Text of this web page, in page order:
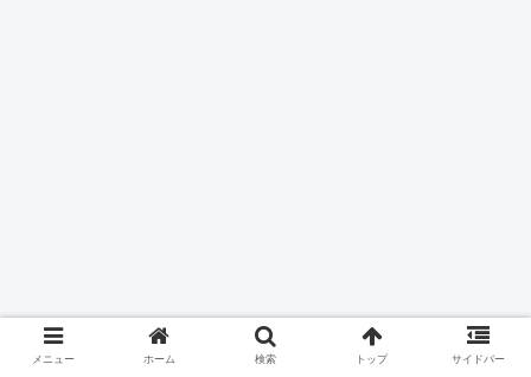
メニュー ホーム 検索 トップ サイドバー